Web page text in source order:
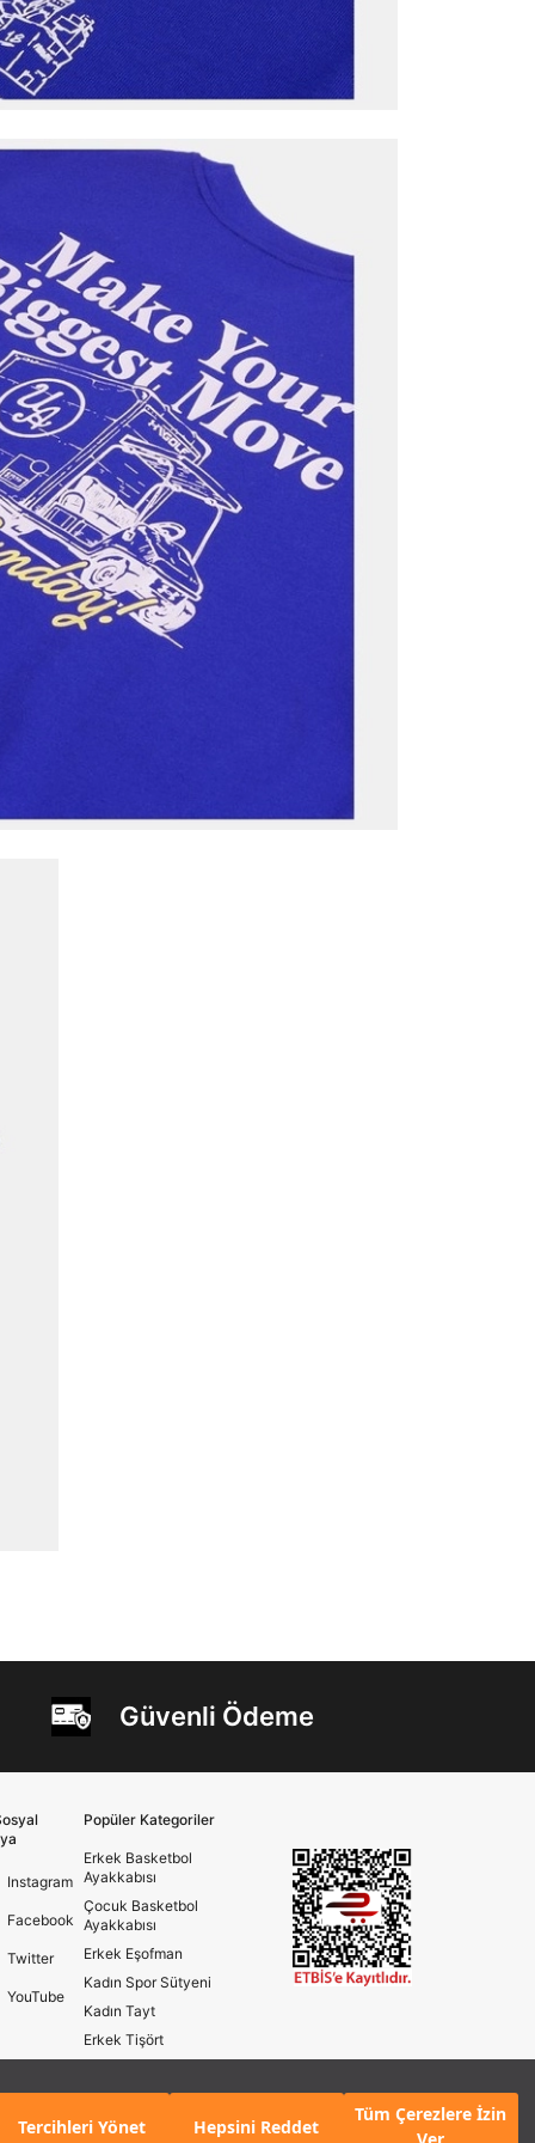
Tercihleri Yönet Hepsini Reddet
Tüm Çerezlere İzin
Mağazada Bul
Güvenli Ödeme
Instagram
Facebook
Twitter
YouTube
Popüler Kategoriler
Erkek Basketbol
Ayakkabısı
Çocuk Basketbol
Ayakkabısı
Erkek Eşofman
Kadın Spor Sütyeni
Kadın Tayt
Erkek Tişört
Kadın Koşu Ayakkabısı